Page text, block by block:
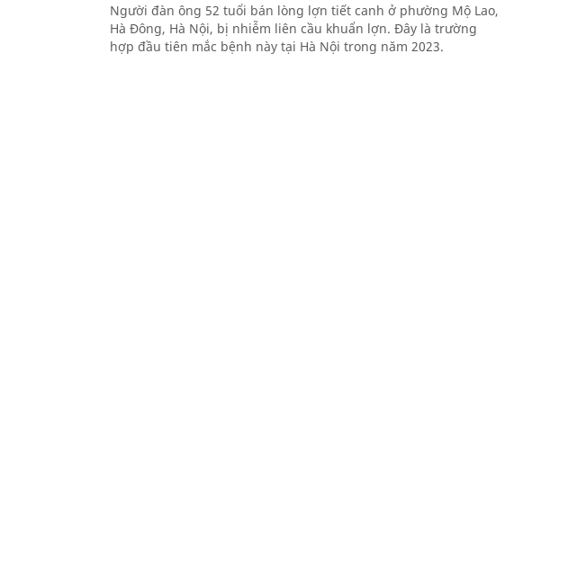
Người đàn ông 52 tuổi bán lòng lợn tiết canh ở phường Mộ Lao,
Hà Đông, Hà Nội, bị nhiễm liên cầu khuẩn lợn. Đây là trường
hợp đầu tiên mắc bệnh này tại Hà Nội trong năm 2023.